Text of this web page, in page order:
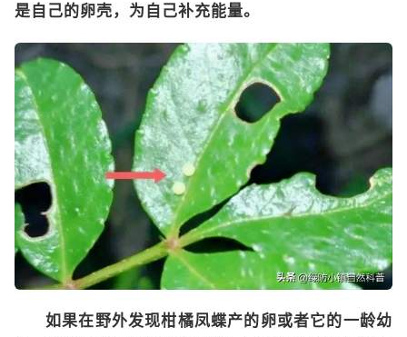
是自己的卵壳，为自己补充能量。
如果在野外发现柑橘凤蝶产的卵或者它的一龄幼